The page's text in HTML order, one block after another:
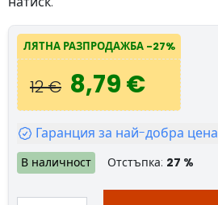
ЛЯТНА РАЗПРОДАЖБА -27%
12 € 8,79 €
Гаранция за най-добра цена
В наличност Отстъпка: 27 %